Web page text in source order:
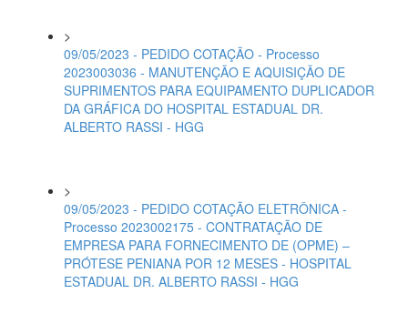
>
09/05/2023 - PEDIDO COTAÇÃO - Processo
2023003036 - MANUTENÇÃO E AQUISIÇÃO DE
SUPRIMENTOS PARA EQUIPAMENTO DUPLICADOR
DA GRÁFICA DO HOSPITAL ESTADUAL DR.
ALBERTO RASSI - HGG
>
09/05/2023 - PEDIDO COTAÇÃO ELETRÔNICA -
Processo 2023002175 - CONTRATAÇÃO DE
EMPRESA PARA FORNECIMENTO DE (OPME) –
PRÓTESE PENIANA POR 12 MESES - HOSPITAL
ESTADUAL DR. ALBERTO RASSI - HGG